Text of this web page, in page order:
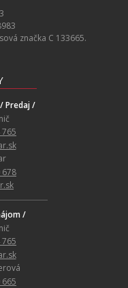
značka C 133665.
Predaj /
678
/